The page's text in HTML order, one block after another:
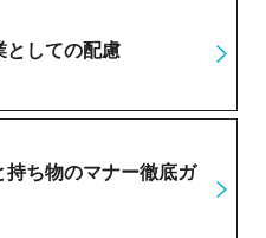
としての配慮
ち物のマナー徹底ガ